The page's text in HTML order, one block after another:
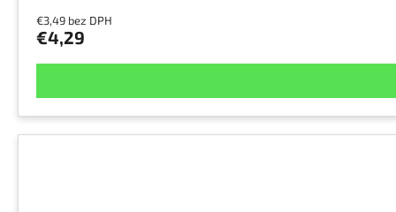
€3,49 bez DPH
€4,29